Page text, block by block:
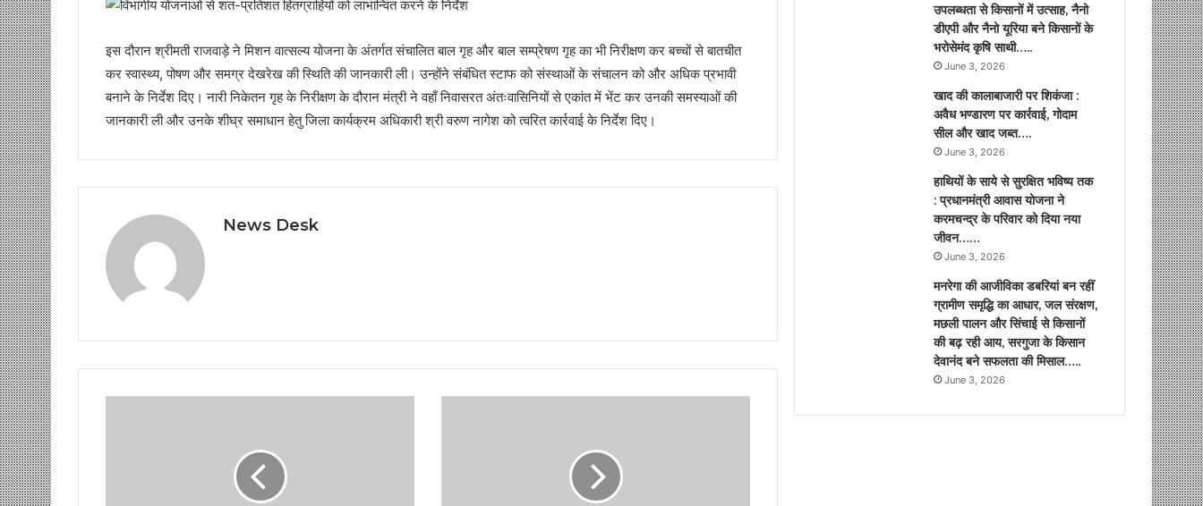
इस दौरान श्रीमती राजवाड़े ने मिशन वात्सल्य योजना के अंतर्गत संचालित बाल गृह और बाल सम्प्रेषण गृह का भी निरीक्षण कर बच्चों से बातचीत
कर स्वास्थ्य, पोषण और समग्र देखरेख की स्थिति की जानकारी ली। उन्होंने संबंधित स्टाफ को संस्थाओं के संचालन को और अधिक प्रभावी
बनाने के निर्देश दिए। नारी निकेतन गृह के निरीक्षण के दौरान मंत्री ने वहाँ निवासरत अंतःवासिनियों से एकांत में भेंट कर उनकी समस्याओं की
जानकारी ली और उनके शीघ्र समाधान हेतु जिला कार्यक्रम अधिकारी श्री वरुण नागेश को त्वरित कार्रवाई के निर्देश दिए।
News Desk
उपलब्धता से किसानों में उत्साह, नैनो
डीएपी और नैनो यूरिया बने किसानों के
भरोसेमंद कृषि साथी…..
June 3, 2026
खाद की कालाबाजारी पर शिकंजा :
अवैध भण्डारण पर कार्रवाई, गोदाम
सील और खाद जब्त….
June 3, 2026
हाथियों के साये से सुरक्षित भविष्य तक
: प्रधानमंत्री आवास योजना ने
करमचन्द्र के परिवार को दिया नया
जीवन……
June 3, 2026
मनरेगा की आजीविका डबरियां बन रहीं
ग्रामीण समृद्धि का आधार, जल संरक्षण,
मछली पालन और सिंचाई से किसानों
की बढ़ रही आय, सरगुजा के किसान
देवानंद बने सफलता की मिसाल…..
June 3, 2026